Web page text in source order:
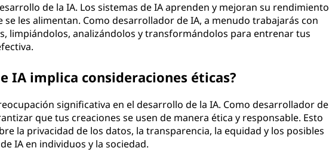
de la IA. Los sistemas de IA aprenden y mejoran su rendimiento
les alimentan. Como desarrollador de IA, a menudo trabajarás con
limpiándolos, analizándolos y transformándolos para entrenar tus
IA implica consideraciones éticas?
significativa en el desarrollo de la IA. Como desarrollador de
que tus creaciones se usen de manera ética y responsable. Esto
la privacidad de los datos, la transparencia, la equidad y los posibles
IA en individuos y la sociedad.